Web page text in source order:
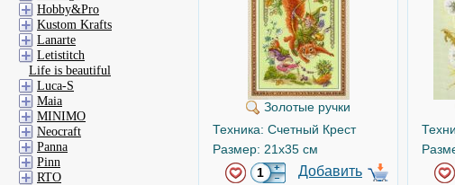
Золотые ручки
Техника: Счетный Крест
Размер: 21x35 см
Добавить
Hobby&Pro
Kustom Krafts
Lanarte
Letistitch
Life is beautiful
Luca-S
Maia
MINIMO
Neocraft
Panna
Pinn
RTO